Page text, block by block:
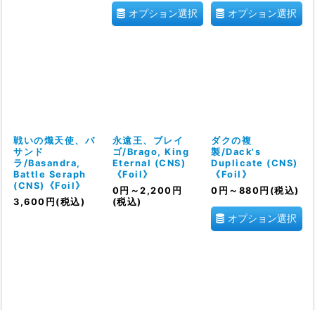
オプション選択 オプション選択
戦いの熾天使、バ
サンド
ラ/Basandra,
Battle Seraph
(CNS)《Foil》
3,600 円 (税込)
永遠王、ブレイ
ゴ/Brago, King
Eternal (CNS)
《Foil》
0 円 ～2,200 円
(税込)
ダクの複
製/Dack's
Duplicate (CNS)
《Foil》
0 円 ～880 円 (税込)
オプション選択